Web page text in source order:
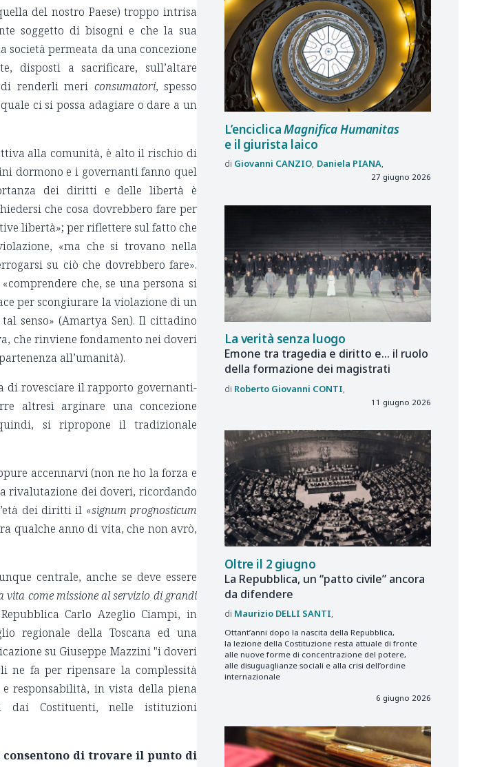
del nostro Paese) troppo intrisa
soggetto di bisogni e che la sua
permeata da una concezione
disposti a sacrificare, sull’altare
di renderli meri consumatori, spesso
ci si possa adagiare o dare a un
alla comunità, è alto il rischio di
dormono e i governanti fanno quel
dei diritti e delle libertà è
che cosa dovrebbero fare per
libertà»; per riflettere sul fatto che
«ma che si trovano nella
su ciò che dovrebbero fare».
che, se una persona si
per scongiurare la violazione di un
senso» (Amartya Sen). Il cittadino
che rinviene fondamento nei doveri
all’umanità).
di rovesciare il rapporto governanti-
altresì arginare una concezione
si ripropone il tradizionale
accennarvi (non ne ho la forza e
rivalutazione dei doveri, ricordando
dei diritti il «signum prognosticum
qualche anno di vita, che non avrò,
centrale, anche se deve essere
vita come missione al servizio di grandi
Carlo Azeglio Ciampi, in
regionale della Toscana ed una
su Giuseppe Mazzini "i doveri
ne fa per ripensare la complessità
responsabilità, in vista della piena
dai Costituenti, nelle istituzioni
consentono di trovare il punto di
L’enciclicaMagnifica Humanitas
e il giurista laico
Giovanni CANZIO Daniela PIANA
27 giugno 2026
La verità senza luogo
Emone tra tragedia e diritto e... il ruolo
della formazione dei magistrati
Roberto Giovanni CONTI
11 giugno 2026
Oltre il 2 giugno
La Repubblica, un “patto civile” ancora
da difendere
Maurizio DELLI SANTI
Ottant’anni dopo la nascita della Repubblica,
la lezione della Costituzione resta attuale di fronte
alle nuove forme di concentrazione del potere,
alle disuguaglianze sociali e alla crisi dell’ordine
internazionale
6 giugno 2026